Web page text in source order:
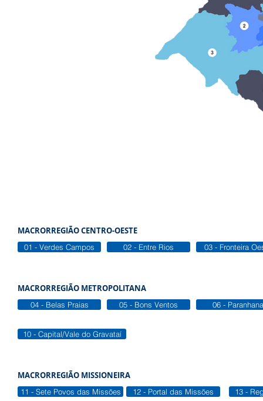
MACRORREGIÃO CENTRO-OESTE
01 - Verdes Campos 02 - Entre Rios 03 - Fronteira
MACRORREGIÃO METROPOLITANA
04 - Belas Praias 05 - Bons Ventos 06 - Paranhana
10 - Capital/Vale do Gravataí
MACRORREGIÃO MISSIONEIRA
11 - Sete Povos das Missões 12 - Portal das Missões 13 -